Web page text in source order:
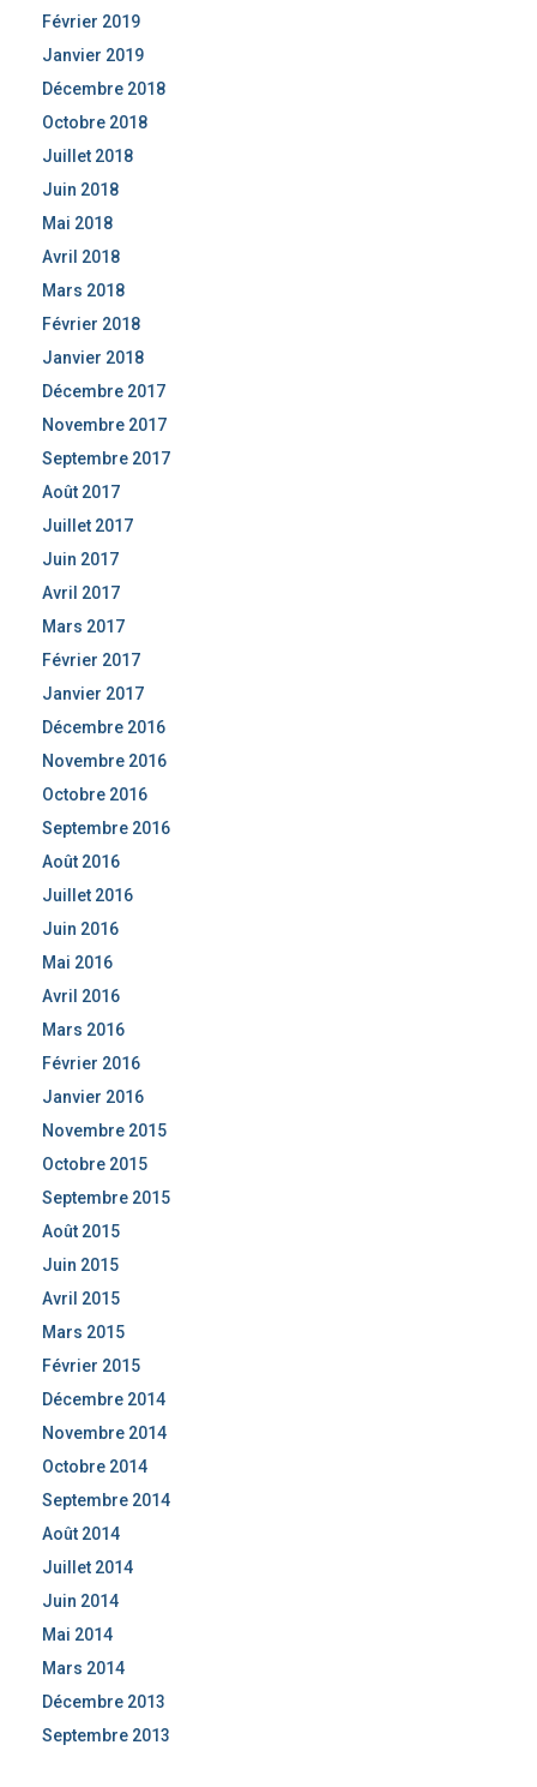
Février 2019
Janvier 2019
Décembre 2018
Octobre 2018
Juillet 2018
Juin 2018
Mai 2018
Avril 2018
Mars 2018
Février 2018
Janvier 2018
Décembre 2017
Novembre 2017
Septembre 2017
Août 2017
Juillet 2017
Juin 2017
Avril 2017
Mars 2017
Février 2017
Janvier 2017
Décembre 2016
Novembre 2016
Octobre 2016
Septembre 2016
Août 2016
Juillet 2016
Juin 2016
Mai 2016
Avril 2016
Mars 2016
Février 2016
Janvier 2016
Novembre 2015
Octobre 2015
Septembre 2015
Août 2015
Juin 2015
Avril 2015
Mars 2015
Février 2015
Décembre 2014
Novembre 2014
Octobre 2014
Septembre 2014
Août 2014
Juillet 2014
Juin 2014
Mai 2014
Mars 2014
Décembre 2013
Septembre 2013